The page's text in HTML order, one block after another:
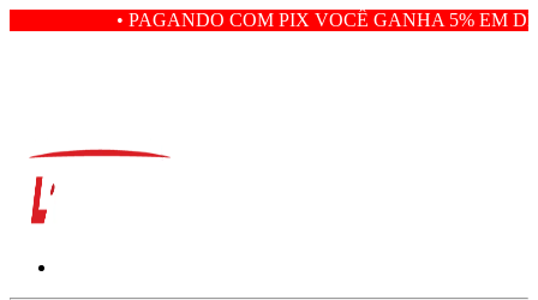
• PAGANDO COM PIX VOCÊ GANHA 5% EM